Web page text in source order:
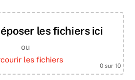
les fichiers ici
ou
les fichiers
0sur 10